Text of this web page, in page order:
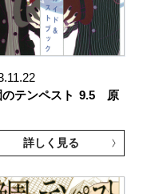
テンペスト 9.5 原
詳しく見る